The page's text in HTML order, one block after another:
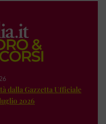
dalla Gazzetta Ufficiale
2026